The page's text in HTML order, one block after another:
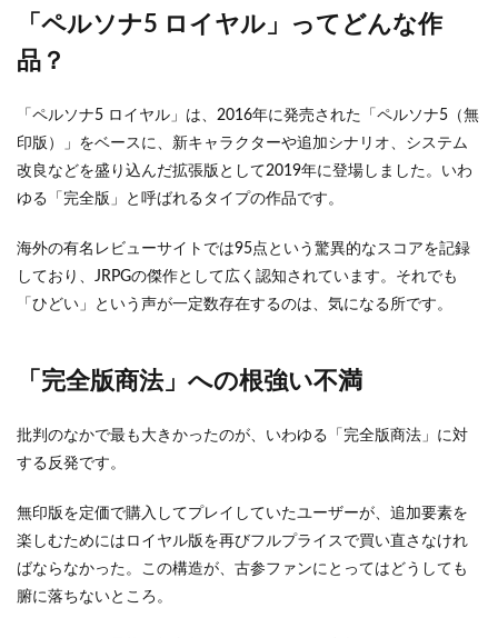
「ペルソナ5 ロイヤル」ってどんな作
品？
「ペルソナ5 ロイヤル」は、2016年に発売された「ペルソナ5（無
印版）」をベースに、新キャラクターや追加シナリオ、システム
改良などを盛り込んだ拡張版として2019年に登場しました。いわ
ゆる「完全版」と呼ばれるタイプの作品です。
海外の有名レビューサイトでは95点という驚異的なスコアを記録
しており、JRPGの傑作として広く認知されています。それでも
「ひどい」という声が一定数存在するのは、気になる所です。
「完全版商法」への根強い不満
批判のなかで最も大きかったのが、いわゆる「完全版商法」に対
する反発です。
無印版を定価で購入してプレイしていたユーザーが、追加要素を
楽しむためにはロイヤル版を再びフルプライスで買い直さなけれ
ばならなかった。この構造が、古参ファンにとってはどうしても
腑に落ちないところ。